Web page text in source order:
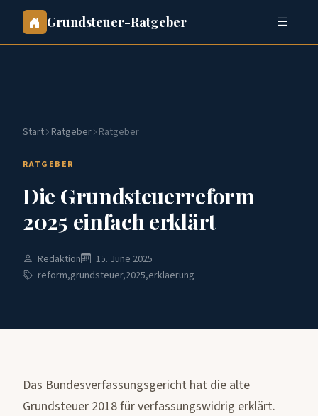
Grundsteuer-Ratgeber
Start Ratgeber Ratgeber
RATGEBER
Die Grundsteuerreform
2025 einfach erklärt
Redaktion
15. June 2025
reform,grundsteuer,2025,erklaerung
Das Bundesverfassungsgericht hat die alte
Grundsteuer 2018 für verfassungswidrig erklärt.